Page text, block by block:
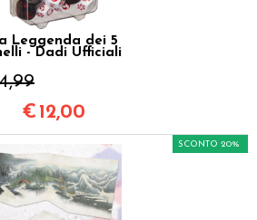
Leggenda dei 5
- Dadi Ufficiali
€ 12,00
SCONTO 20%